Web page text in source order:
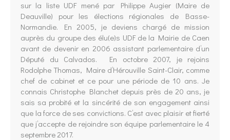
sur la liste UDF mené par Philippe Augier (Maire de
Deauville) pour les élections régionales de Basse-
Normandie. En 2005, je deviens chargé de mission
auprès du groupe des élu(e)s UDF de la Mairie de Caen
avant de devenir en 2006 assistant parlementaire d’un
Député du Calvados. En octobre 2007, je rejoins
Rodolphe Thomas, Maire d’Hérouville Saint-Clair, comme
chef de cabinet et ce pour une période de 10 ans. Je
connais Christophe Blanchet depuis près de 20 ans, je
sais sa probité et la sincérité de son engagement ainsi
que la force de ses convictions. C’est avec plaisir et fierté
que j’accepte de rejoindre son équipe parlementaire le 4
septembre 2017.